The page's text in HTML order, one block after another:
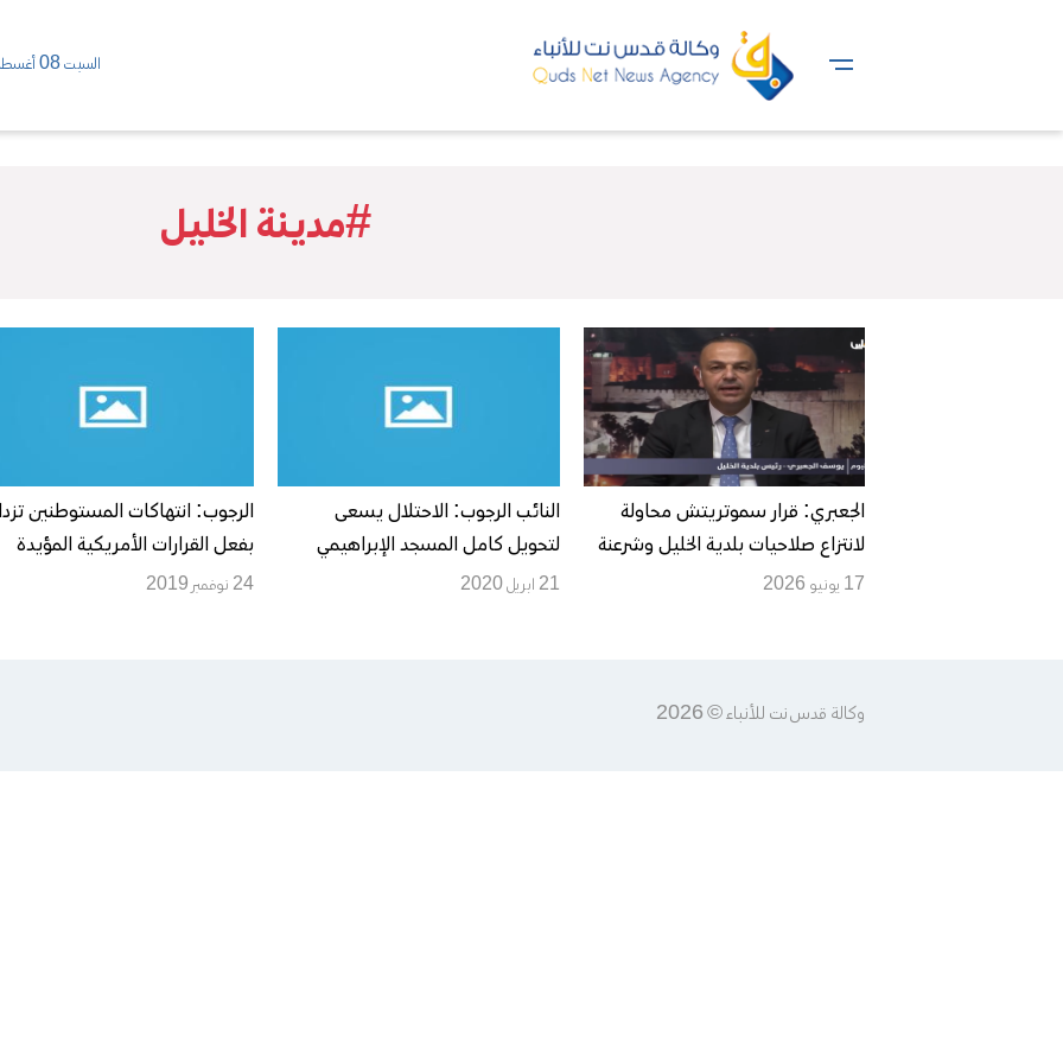
السبت 08 أغسطس/ 2026
#مدينة الخليل
الجعبري: قرار سموتريتش محاولة
لانتزاع صلاحيات بلدية الخليل وشرعنة
التوسع الاستيطاني في قلب المدينة
17 يونيو 2026
النائب الرجوب: الاحتلال يسعى
لتحويل كامل المسجد الإبراهيمي
لكنيس يهودي
21 ابريل 2020
الرجوب: انتهاكات المستوطنين
بفعل القرارات الأمريكية المؤيدة
للاستيطان
24 نوفمبر 2019
وكالة قدس نت للأنباء © 2026